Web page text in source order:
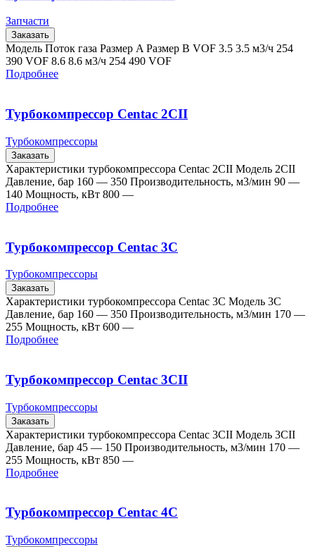
Запчасти
Заказать
Модель Поток газа Размер A Размер B VOF 3.5 3.5 м3/ч 254
390 VOF 8.6 8.6 м3/ч 254 490 VOF
Подробнее
Турбокомпрессор Centac 2CII
Турбокомпрессоры
Заказать
Характеристики турбокомпрессора Centac 2CII Модель 2CII
Давление, бар 160 — 350 Производительность, м3/мин 90 —
140 Мощность, кВт 800 —
Подробнее
Турбокомпрессор Centac 3C
Турбокомпрессоры
Заказать
Характеристики турбокомпрессора Centac 3C Модель 3C
Давление, бар 160 — 350 Производительность, м3/мин 170 —
255 Мощность, кВт 600 —
Подробнее
Турбокомпрессор Centac 3CII
Турбокомпрессоры
Заказать
Характеристики турбокомпрессора Centac 3CII Модель 3CII
Давление, бар 45 — 150 Производительность, м3/мин 170 —
255 Мощность, кВт 850 —
Подробнее
Турбокомпрессор Centac 4C
Турбокомпрессоры